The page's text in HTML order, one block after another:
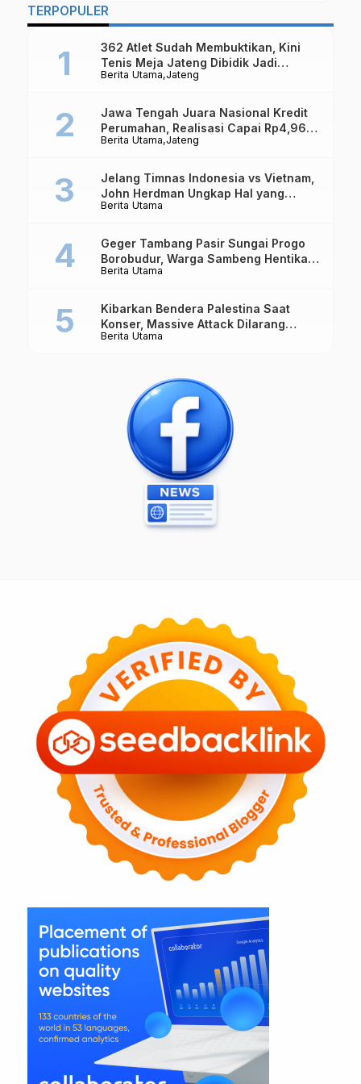
TERPOPULER
Berita Utama Jateng
362 Atlet Sudah Membuktikan, Kini
Tenis Meja Jateng Dibidik Jadi
Kekuatan Nasional
Berita Utama Jateng
Jawa Tengah Juara Nasional Kredit
Perumahan, Realisasi Capai Rp4,96
Triliun
Berita Utama
Jelang Timnas Indonesia vs Vietnam,
John Herdman Ungkap Hal yang
Dipertaruhkan
Berita Utama
Geger Tambang Pasir Sungai Progo
Borobudur, Warga Sambeng Hentikan
Alat Berat dan Usir Truk
Berita Utama
Kibarkan Bendera Palestina Saat
Konser, Massive Attack Dilarang
Masuk Singapura Lagi